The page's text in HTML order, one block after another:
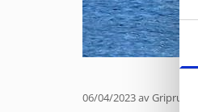
06/04/2023av Gripruta